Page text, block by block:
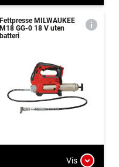
Fettpresse MILWAUKEE
M18 GG-0 18 V uten
batteri
Vis